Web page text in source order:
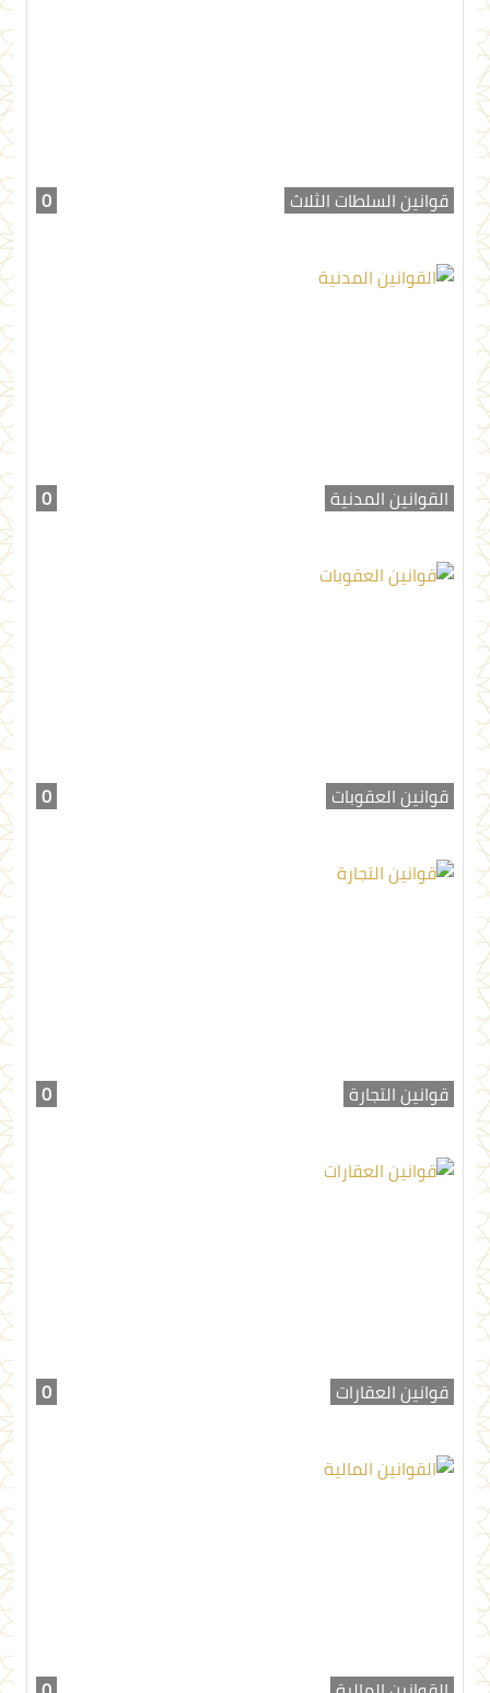
قوانين السلطات الثلاث 0
القوانين المدنية 0
قوانين العقوبات 0
قوانين التجارة 0
قوانين العقارات 0